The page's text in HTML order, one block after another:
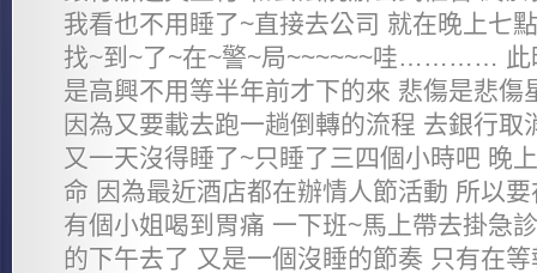
我看也不用睡了~直接去公司 就在晚上七
找~到~了~在~警~局~~~~~~哇………… 此
是高興不用等半年前才下的來 悲傷是悲傷
因為又要載去跑一趟倒轉的流程 去銀行取
又一天沒得睡了~只睡了三四個小時吧 晚
命 因為最近酒店都在辦情人節活動 所以
有個小姐喝到胃痛 一下班~馬上帶去掛急
的下午去了 又是一個沒睡的節奏 只有在